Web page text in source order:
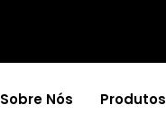
Sobre Nós Produtos